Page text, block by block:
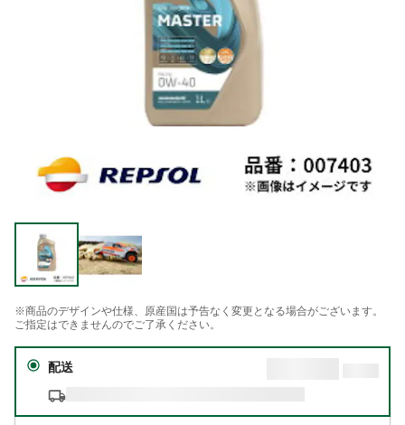
※商品のデザインや仕様、原産国は予告なく変更となる場合がございます。
ご指定はできませんのでご了承ください。
配送